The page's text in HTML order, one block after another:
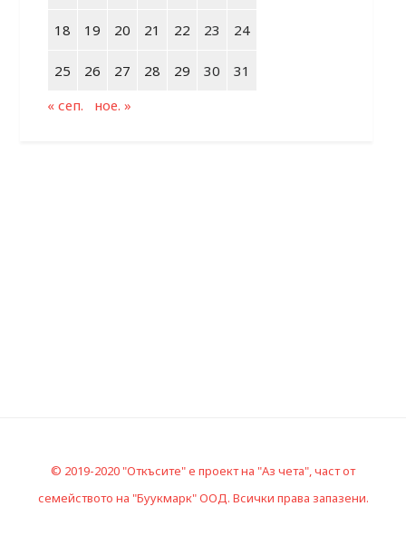
18 19 20 21 22 23 24
25 26 27 28 29 30
31
« сеп.
ное. »
© 2019-2020 "Откъсите" е проект на "Аз чета", част от
семейството на "Буукмарк" ООД. Всички права запазени.